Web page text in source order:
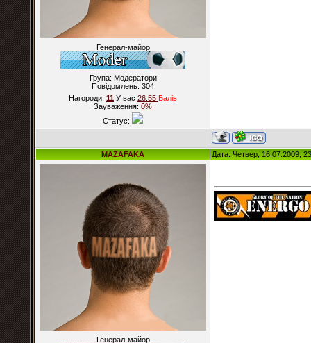
Генерал-майор
Група: Модератори
Повідомлень: 304
Нагороди: 11 У вас 26.55 Балiв
Зауваження: 0%
Статус:
MAZAFAKA Дата: Четвер, 16.07.2009,
Генерал-майор